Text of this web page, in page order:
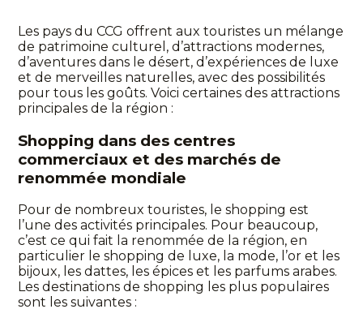
Les pays du CCG offrent aux touristes un mélange
de patrimoine culturel, d’attractions modernes,
d’aventures dans le désert, d’expériences de luxe
et de merveilles naturelles, avec des possibilités
pour tous les goûts. Voici certaines des attractions
principales de la région :
Shopping dans des centres
commerciaux et des marchés de
renommée mondiale
Pour de nombreux touristes, le shopping est
l’une des activités principales. Pour beaucoup,
c’est ce qui fait la renommée de la région, en
particulier le shopping de luxe, la mode, l’or et les
bijoux, les dattes, les épices et les parfums arabes.
Les destinations de shopping les plus populaires
sont les suivantes :